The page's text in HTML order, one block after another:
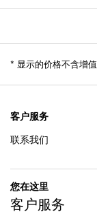
適用機種
0.00
*
價格類組:
零件信息
0.00
* 显示的价格不含增
客户服务
联系我们
您在这里
客户服务